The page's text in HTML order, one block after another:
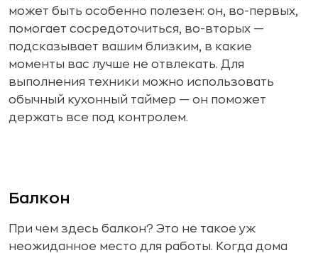
может быть особенно полезен: он, во-первых,
помогает сосредоточиться, во-вторых —
подсказывает вашим близким, в какие
моменты вас лучше не отвлекать. Для
выполнения техники можно использовать
обычный кухонный таймер — он поможет
держать все под контролем.
Балкон
При чем здесь балкон? Это не такое уж
неожиданное место для работы. Когда дома